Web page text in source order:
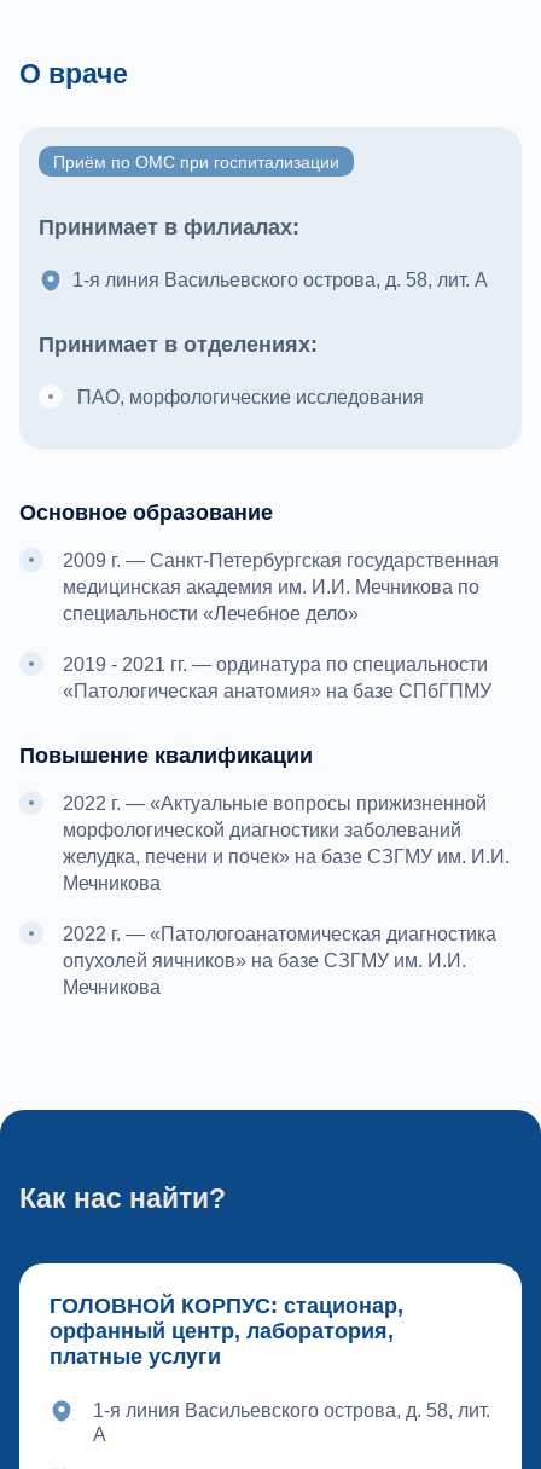
О враче
Принимает в филиалах:
1-я линия Васильевского острова, д. 58, лит. А
Принимает в отделениях:
ПАО, морфологические исследования
Приём по ОМС при госпитализации
Основное образование
2009 г. — Санкт-Петербургская государственная
медицинская академия им. И.И. Мечникова по
специальности «Лечебное дело»
2019 - 2021 гг. — ординатура по специальности
«Патологическая анатомия» на базе СПбГПМУ
Повышение квалификации
2022 г. — «Актуальные вопросы прижизненной
морфологической диагностики заболеваний
желудка, печени и почек» на базе СЗГМУ им. И.И.
Мечникова
2022 г. — «Патологоанатомическая диагностика
опухолей яичников» на базе СЗГМУ им. И.И.
Мечникова
Как нас найти?
ГОЛОВНОЙ КОРПУС: стационар,
орфанный центр, лаборатория,
платные услуги
1-я линия Васильевского острова, д. 58, лит.
А